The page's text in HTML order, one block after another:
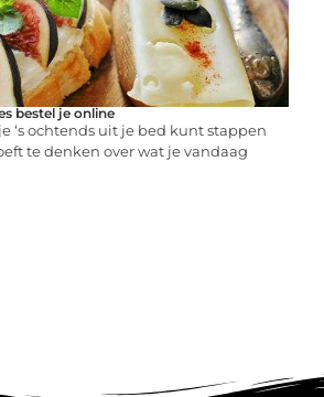
bestel je online
‘s ochtends uit je bed kunt stappen
te denken over wat je vandaag